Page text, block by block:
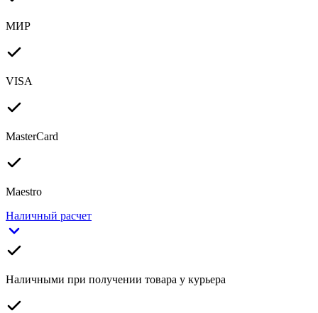
МИР
VISA
MasterCard
Maestro
Наличный расчет
Наличными при получении товара у курьера